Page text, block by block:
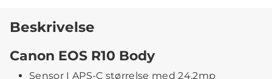
Beskrivelse
Canon EOS R10 Body
Sensor I APS-C størrelse med 24,2mp